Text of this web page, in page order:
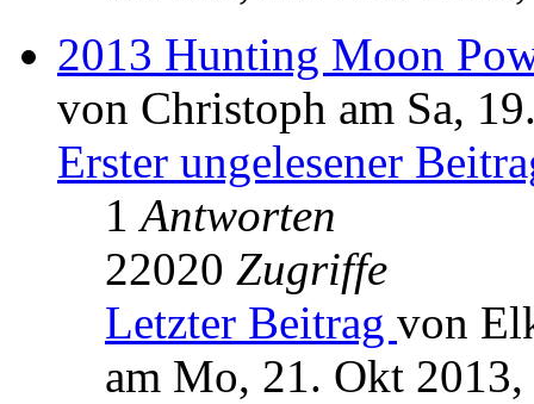
2013 Hunting Moon
von Christoph am Sa,
Erster ungelesener
1Antworten
22020 Zugriffe
Letzter Beitrag von
am Mo, 21. Okt